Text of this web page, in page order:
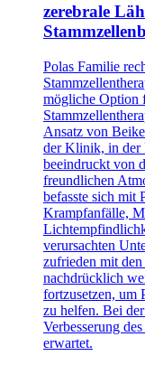
zerebrale
Polas Familie
mögliche Option
Ansatz von
der Klinik, in der
beeindruckt von
freundlichen
befasste sich mit
Krampfanfälle,
verursachten
zufrieden mit
nachdrücklich
fortzusetzen, um
zu helfen. Bei
Verbesserung
erwartet.